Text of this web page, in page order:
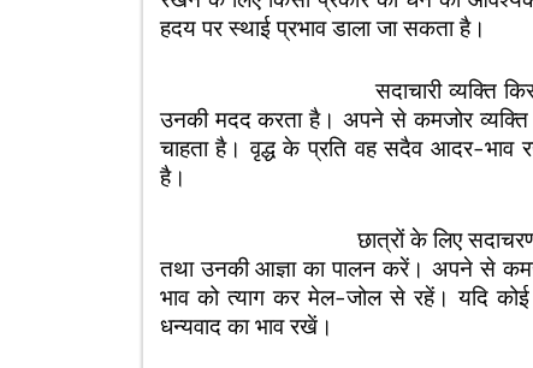
हदय पर स्थाई प्रभाव डाला जा सकता है।
सदाचारी व्यक्ति किसी भी
उनकी मदद करता है। अपने से कमजोर
चाहता है। वृद्ध के प्रति वह सदैव आदर-
है।
छात्रों के लिए सदाचरण से
तथा उनकी आज्ञा का पालन करें। अपने से
भाव को त्याग कर मेल-जोल से रहें। यदि
धन्यवाद का भाव रखें।